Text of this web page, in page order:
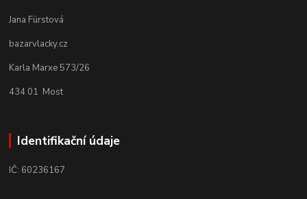
Jana Fürstová
bazarvlacky.cz
Karla Marxe 573/26
434 01 Most
Identifikační údaje
IČ: 60236167